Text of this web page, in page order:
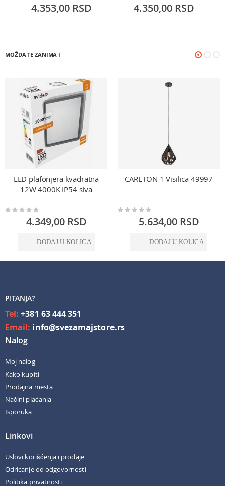
4.353,00 RSD 4.350,00 RSD
MOŽDA TE ZANIMA I
LED plafonjera kvadratna
12W 4000K IP54 siva
Rating:
4.349,00 RSD
DODAJ U KOLICA
CARLTON 1 Visilica 49997
Rating:
5.634,00 RSD
DODAJ U KOLICA
PITANJA?
Tel:+381 63 444 351
Email: info@svezamajstore.rs
Nalog
Moj nalog
Kako kupiti
Prodajna mesta
Načini plaćanja
Isporuka
Linkovi
Uslovi korišćenja i prodaje
Odricanje od odgovornosti
Politika privatnosti